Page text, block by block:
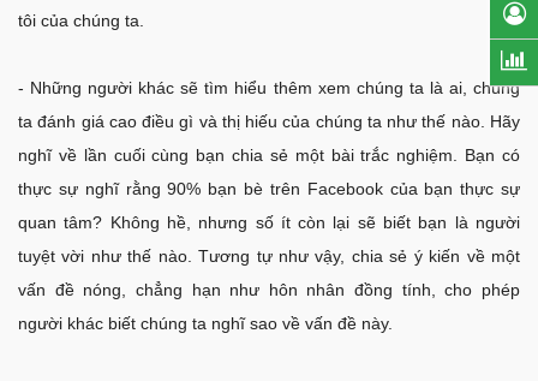
tôi của chúng ta.
- Những người khác sẽ tìm hiểu thêm xem chúng ta là ai, chúng
ta đánh giá cao điều gì và thị hiếu của chúng ta như thế nào. Hãy
nghĩ về lần cuối cùng bạn chia sẻ một bài trắc nghiệm. Bạn có
thực sự nghĩ rằng 90% bạn bè trên Facebook của bạn thực sự
quan tâm? Không hề, nhưng số ít còn lại sẽ biết bạn là người
tuyệt vời như thế nào. Tương tự như vậy, chia sẻ ý kiến về một
vấn đề nóng, chẳng hạn như hôn nhân đồng tính, cho phép
người khác biết chúng ta nghĩ sao về vấn đề này.